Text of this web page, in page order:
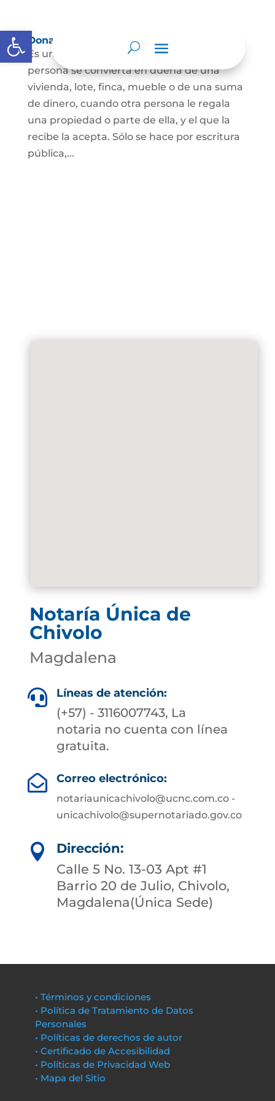
Abrir barra de herramientas
Donación
Es uno de los contratos cuyo fin es que una
persona se convierta en dueña de una
vivienda, lote, finca, mueble o de una suma
de dinero, cuando otra persona le regala
una propiedad o parte de ella, y el que la
recibe la acepta. Sólo se hace por escritura
pública,...
Notaría Única de
Chivolo
Magdalena
 Líneas de atención:
(+57) - 3116007743, La
notaria no cuenta con línea
gratuita.
 Correo electrónico:
notariaunicachivolo@ucnc.com.co -
unicachivolo@supernotariado.gov.co

Dirección:
Calle 5 No. 13-03 Apt #1
Barrio 20 de Julio, Chivolo,
Magdalena(Única Sede)
• Términos y condiciones
• Política de Tratamiento de Datos
Personales
• Políticas de derechos de autor
• Certificado de Accesibilidad
• Políticas de Privacidad Web
• Mapa del Sitio